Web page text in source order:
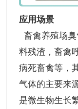
应用场景
畜禽养殖场
料残渣，畜禽
病死畜禽等，
气体的主要来
是微生物生长